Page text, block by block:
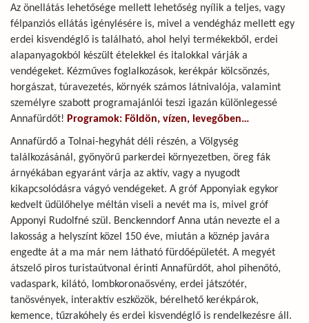
Az önellátás lehetősége mellett lehetőség nyílik a teljes, vagy
félpanziós ellátás igénylésére is, mivel a vendégház mellett egy
erdei kisvendéglő is található, ahol helyi termékekből, erdei
alapanyagokból készült ételekkel és italokkal várják a
vendégeket. Kézműves foglalkozások, kerékpár kölcsönzés,
horgászat, túravezetés, környék számos látnivalója, valamint
személyre szabott programajánlói teszi igazán különlegessé
Annafürdőt! Programok: Földön, vízen, levegőben…
Annafürdő a Tolnai-hegyhát déli részén, a Völgység
találkozásánál, gyönyörű parkerdei környezetben, öreg fák
árnyékában egyaránt várja az aktív, vagy a nyugodt
kikapcsolódásra vágyó vendégeket. A gróf Apponyiak egykor
kedvelt üdülőhelye méltán viseli a nevét ma is, mivel gróf
Apponyi Rudolfné szül. Benckenndorf Anna után nevezte el a
lakosság a helyszínt közel 150 éve, miután a köznép javára
engedte át a ma már nem látható fürdőépületét. A megyét
átszelő piros turistaútvonal érinti Annafürdőt, ahol pihenőtó,
vadaspark, kilátó, lombkoronaösvény, erdei játszótér,
tanösvények, interaktív eszközök, bérelhető kerékpárok,
kemence, tűzrakóhely és erdei kisvendéglő is rendelkezésre áll.